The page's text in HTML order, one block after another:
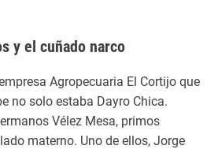
y el cuñado narco
Agropecuaria El Cortijo que
no solo estaba Dayro Chica.
Vélez Mesa, primos
materno. Uno de ellos, Jorge